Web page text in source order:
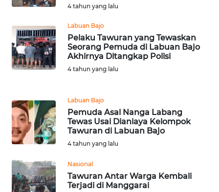
4 tahun yang lalu
Labuan Bajo
Pelaku Tawuran yang Tewaskan
Seorang Pemuda di Labuan Bajo
Akhirnya Ditangkap Polisi
4 tahun yang lalu
Labuan Bajo
Pemuda Asal Nanga Labang
Tewas Usai Dianiaya Kelompok
Tawuran di Labuan Bajo
4 tahun yang lalu
Nasional
Tawuran Antar Warga Kembali
Terjadi di Manggarai
INFO
TENTANG
KAMI
SIBER
REDAKSI
DISCLAIMER